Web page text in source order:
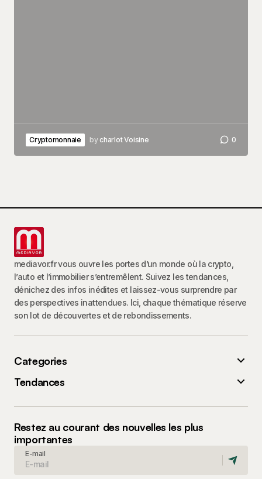
Cryptomonnaie bycharlot Voisine 0
mediavor.fr vous ouvre les portes d’un monde où la crypto,
l’auto et l’immobilier s’entremêlent. Suivez les tendances,
dénichez des infos inédites et laissez-vous surprendre par
des perspectives inattendues. Ici, chaque thématique réserve
son lot de découvertes et de rebondissements.
Categories
Tendances
Restez au courant des nouvelles les plus
importantes
E-mail